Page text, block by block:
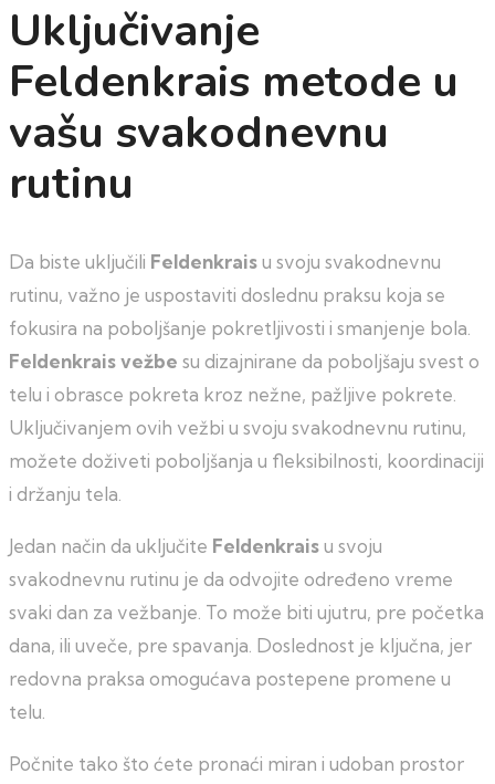
Uključivanje
Feldenkrais metode u
vašu svakodnevnu
rutinu
Da biste uključili Feldenkraisu svoju svakodnevnu
rutinu, važno je uspostaviti doslednu praksu koja se
fokusira na poboljšanje pokretljivosti i smanjenje bola.
Feldenkrais vežbe su dizajnirane da poboljšaju svest o
telu i obrasce pokreta kroz nežne, pažljive pokrete.
Uključivanjem ovih vežbi u svoju svakodnevnu rutinu,
možete doživeti poboljšanja u fleksibilnosti, koordinaciji
i držanju tela.
Jedan način da uključite Feldenkraisu svoju
svakodnevnu rutinu je da odvojite određeno vreme
svaki dan za vežbanje. To može biti ujutru, pre početka
dana, ili uveče, pre spavanja. Doslednost je ključna, jer
redovna praksa omogućava postepene promene u
telu.
Počnite tako što ćete pronaći miran i udoban prostor